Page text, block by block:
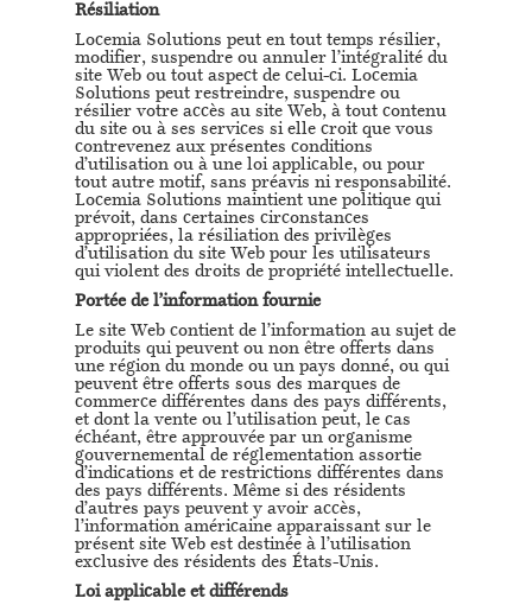
Résiliation
Locemia Solutions peut en tout temps résilier,
modifier, suspendre ou annuler l’intégralité du
site Web ou tout aspect de celui-ci. Locemia
Solutions peut restreindre, suspendre ou
résilier votre accès au site Web, à tout contenu
du site ou à ses services si elle croit que vous
contrevenez aux présentes conditions
d’utilisation ou à une loi applicable, ou pour
tout autre motif, sans préavis ni responsabilité.
Locemia Solutions maintient une politique qui
prévoit, dans certaines circonstances
appropriées, la résiliation des privilèges
d’utilisation du site Web pour les utilisateurs
qui violent des droits de propriété intellectuelle.
Portée de l’information fournie
Le site Web contient de l’information au sujet de
produits qui peuvent ou non être offerts dans
une région du monde ou un pays donné, ou qui
peuvent être offerts sous des marques de
commerce différentes dans des pays différents,
et dont la vente ou l’utilisation peut, le cas
échéant, être approuvée par un organisme
gouvernemental de réglementation assortie
d’indications et de restrictions différentes dans
des pays différents. Même si des résidents
d’autres pays peuvent y avoir accès,
l’information américaine apparaissant sur le
présent site Web est destinée à l’utilisation
exclusive des résidents des États-Unis.
Loi applicable et différends